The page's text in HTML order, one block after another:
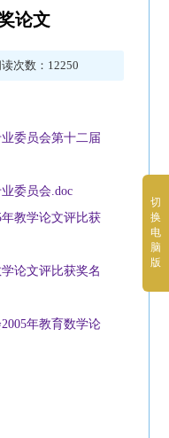
论文
次数： 12250
委员会第十二届
委员会.doc
教学论文评比获
论文评比获奖名
年教育数学论
切
换
电
脑
版